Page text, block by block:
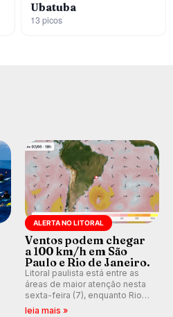
Ubatuba
13 picos
ALERTA NO LITORAL
Ventos podem chegar
a 100 km/h em São
Paulo e Rio de Janeiro.
Litoral paulista está entre as
áreas de maior atenção nesta
sexta-feira (7), enquanto Rio
de Janeiro também recebe
leia mais »